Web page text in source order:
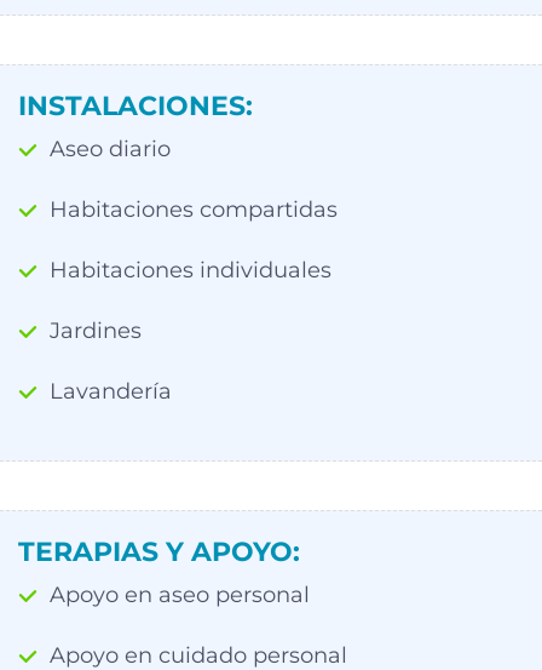
INSTALACIONES:
Aseo diario
Habitaciones compartidas
Habitaciones individuales
Jardines
Lavandería
TERAPIAS Y APOYO:
Apoyo en aseo personal
Apoyo en cuidado personal